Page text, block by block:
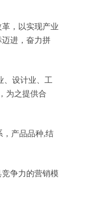
，以实现产业
进，奋力拼
、设计业、工
为之提供合
，产品品种,结
争力的营销模